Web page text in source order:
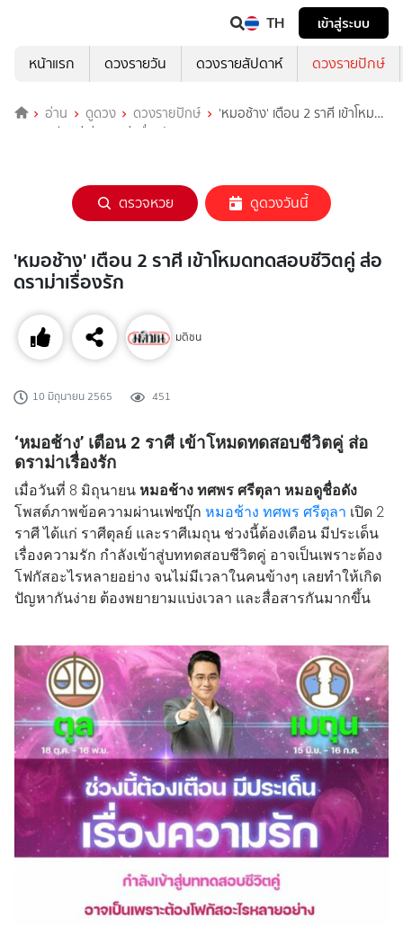
TH
เข้าสู่ระบบ
หน้าแรก
ดวงรายวัน ดวงรายสัปดาห์ ดวงรายปักษ์
อ่าน ดูดวง ดวงรายปักษ์
'หมอช้าง' เตือน 2 ราศี เข้าโหมด
ทดสอบชีวิตคู่ ส่อดราม่าเรื่องรัก
ตรวจหวย ดูดวงวันนี้
'หมอช้าง' เตือน 2 ราศี เข้าโหมดทดสอบชีวิตคู่ ส่อ
ดราม่าเรื่องรัก
มติชน
10 มิถุนายน 2565 451
‘หมอช้าง’ เตือน 2 ราศี เข้าโหมดทดสอบชีวิตคู่ ส่อ
ดราม่าเรื่องรัก
เมื่อวันที่ 8 มิถุนายน หมอช้าง ทศพร ศรีตุลา หมอดูชื่อดัง
โพสต์ภาพข้อความผ่านเฟซบุ๊ก หมอช้าง ทศพร ศรีตุลา เปิด 2
ราศี ได้แก่ ราศีตุลย์ และราศีเมถุน ช่วงนี้ต้องเตือน มีประเด็น
เรื่องความรัก กำลังเข้าสู่บททดสอบชีวิตคู่ อาจเป็นเพราะต้อง
โฟกัสอะไรหลายอย่าง จนไม่มีเวลาในคนข้างๆ เลยทำให้เกิด
ปัญหากันง่าย ต้องพยายามแบ่งเวลา และสื่อสารกันมากขึ้น